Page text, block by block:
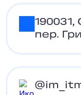
190031,
190031,
пер.
@im_itmo